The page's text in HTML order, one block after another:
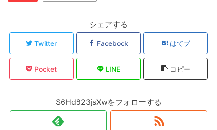
シェアする
Twitter Facebook はてブ
Pocket LINE コピー
S6Hd623jsXwをフォローする